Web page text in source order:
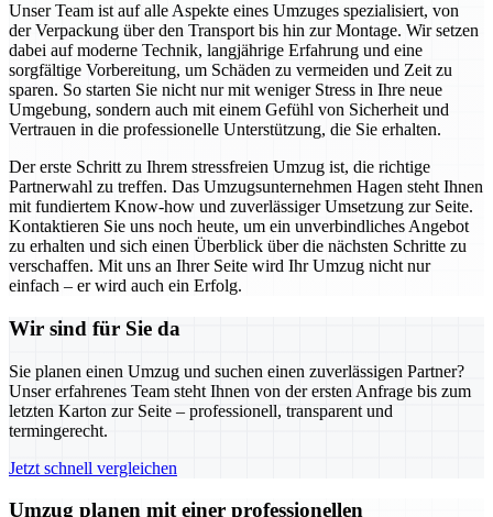
Unser Team ist auf alle Aspekte eines Umzuges spezialisiert, von
der Verpackung über den Transport bis hin zur Montage. Wir setzen
dabei auf moderne Technik, langjährige Erfahrung und eine
sorgfältige Vorbereitung, um Schäden zu vermeiden und Zeit zu
sparen. So starten Sie nicht nur mit weniger Stress in Ihre neue
Umgebung, sondern auch mit einem Gefühl von Sicherheit und
Vertrauen in die professionelle Unterstützung, die Sie erhalten.
Der erste Schritt zu Ihrem stressfreien Umzug ist, die richtige
Partnerwahl zu treffen. Das Umzugsunternehmen Hagen steht Ihnen
mit fundiertem Know-how und zuverlässiger Umsetzung zur Seite.
Kontaktieren Sie uns noch heute, um ein unverbindliches Angebot
zu erhalten und sich einen Überblick über die nächsten Schritte zu
verschaffen. Mit uns an Ihrer Seite wird Ihr Umzug nicht nur
einfach – er wird auch ein Erfolg.
Wir sind für Sie da
Sie planen einen Umzug und suchen einen zuverlässigen Partner?
Unser erfahrenes Team steht Ihnen von der ersten Anfrage bis zum
letzten Karton zur Seite – professionell, transparent und
termingerecht.
Jetzt schnell vergleichen
Umzug planen mit einer professionellen